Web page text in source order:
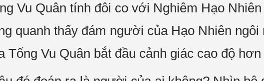
Vu Quân tính đôi co với Nghiêm Hạo
quanh thấy đám người của Hạo Nhiên
Tống Vu Quân bắt đầu cảnh giác cao độ